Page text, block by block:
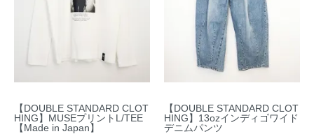
【DOUBLE STANDARD CLOT
HING】MUSEプリントL/TEE
【Made in Japan】
【DOUBLE STANDARD CLOT
HING】13ozインディゴワイド
デニムパンツ